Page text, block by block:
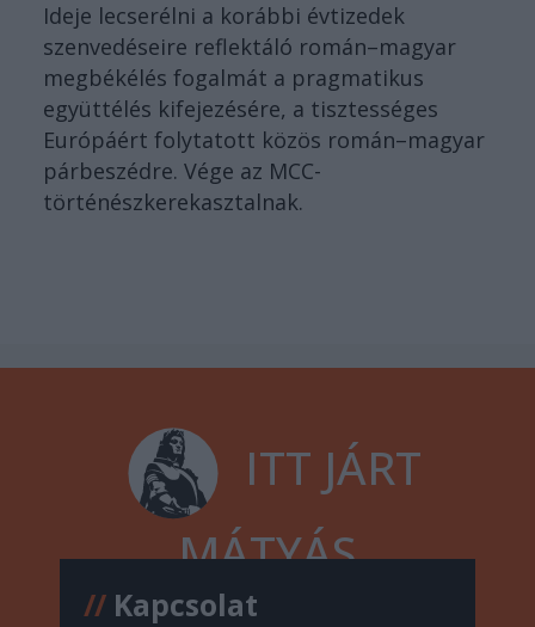
Ideje lecserélni a korábbi évtizedek
szenvedéseire reflektáló román–magyar
megbékélés fogalmát a pragmatikus
együttélés kifejezésére, a tisztességes
Európáért folytatott közös román–magyar
párbeszédre. Vége az MCC-
történészkerekasztalnak.
ITT JÁRT
MÁTYÁS
//Kapcsolat